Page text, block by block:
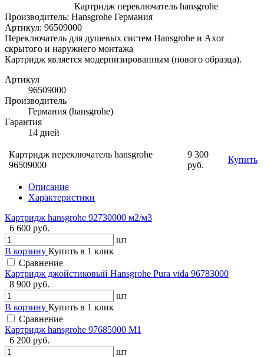
Картридж переключатель hansgrohe
Производитель: Hansgrohe Германия
Артикул: 96509000
Переключатель для душевых систем Hansgrohe и Axor
скрытого и наружнего монтажа
Картридж является модернизированным (нового образца).
Артикул
96509000
Производитель
Германия (hansgrohe)
Гарантия
14 дней
Картридж переключатель hansgrohe
96509000
9 300
руб.
Купить
Описание
Характеристики
Картридж hansgrohe 92730000 м2/м3
6 600 руб.
шт
В корзину Купить в 1 клик
Сравнение
Картридж джойстиковый Hansgrohe Pura vida 96783000
8 900 руб.
шт
В корзину Купить в 1 клик
Сравнение
Картридж hansgrohe 97685000 М1
6 200 руб.
шт